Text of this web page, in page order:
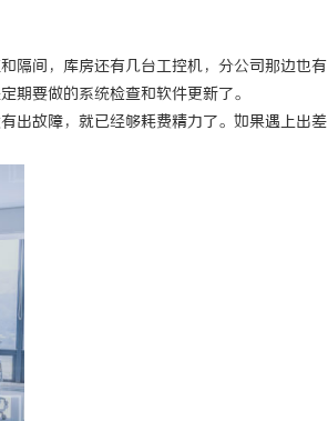
隔间，库房还有几台工控机，分公司那边也有
期要做的系统检查和软件更新了。
出故障，就已经够耗费精力了。如果遇上出差